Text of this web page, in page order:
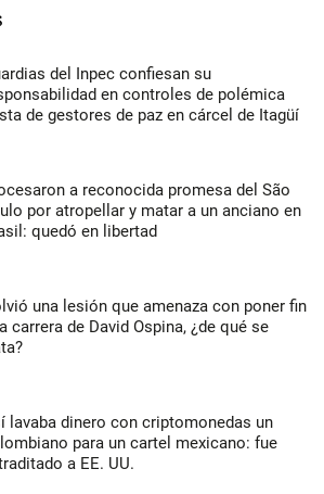
del Inpec confiesan su
en controles de polémica
de gestores de paz en cárcel de Itagüí
a reconocida promesa del São
por atropellar y matar a un anciano en
quedó en libertad
una lesión que amenaza con poner fin
carrera de David Ospina, ¿de qué se
lavaba dinero con criptomonedas un
para un cartel mexicano: fue
a EE. UU.